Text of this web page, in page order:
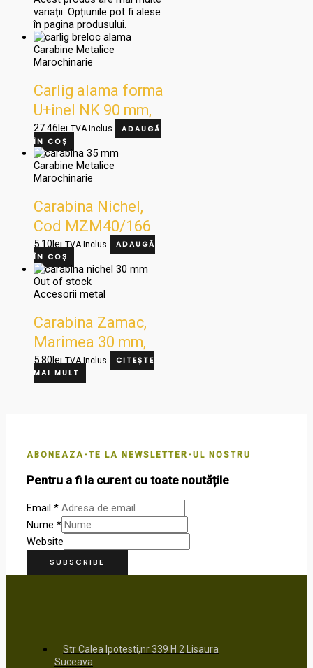
variații. Opțiunile pot fi alese
în pagina produsului.
Carabine Metalice
Marochinarie
Carlig alama forma
U+inel NK 90 mm,
Cod CH18
27.46lei TVA Inclus
ADAUGĂ
ÎN COȘ
Carabine Metalice
Marochinarie
Carabina Nichel,
Cod MZM40/166
5.10lei TVA Inclus
ADAUGĂ
ÎN COȘ
Out of stock
Accesorii metal
Carabina Zamac,
Marimea 30 mm,
Culoare Nichel,
Cod 27144
5.80lei TVA Inclus
CITEȘTE
MAI MULT
ABONEAZA-TE LA NEWSLETTER-UL NOSTRU
Pentru a fi la curent cu toate noutățile
Nume *
Email *
Website
SUBSCRIBE
Str Calea Ipotesti,nr 339 H 2 Lisaura
Suceava